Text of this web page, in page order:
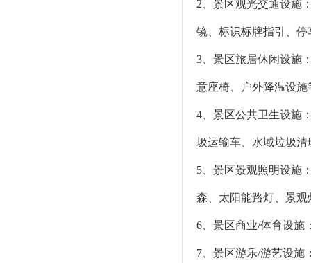
2、景区观光交通设施
镜、标识标牌指引、
3、景区旅居休闲设施
意座椅、户外降温设
4、景区公共卫生设施
圾运输车、水域垃圾清
5、景区景观照明设施
森、太阳能路灯、景
6、景区商业/体育设施
7、景区游乐/游艺设施